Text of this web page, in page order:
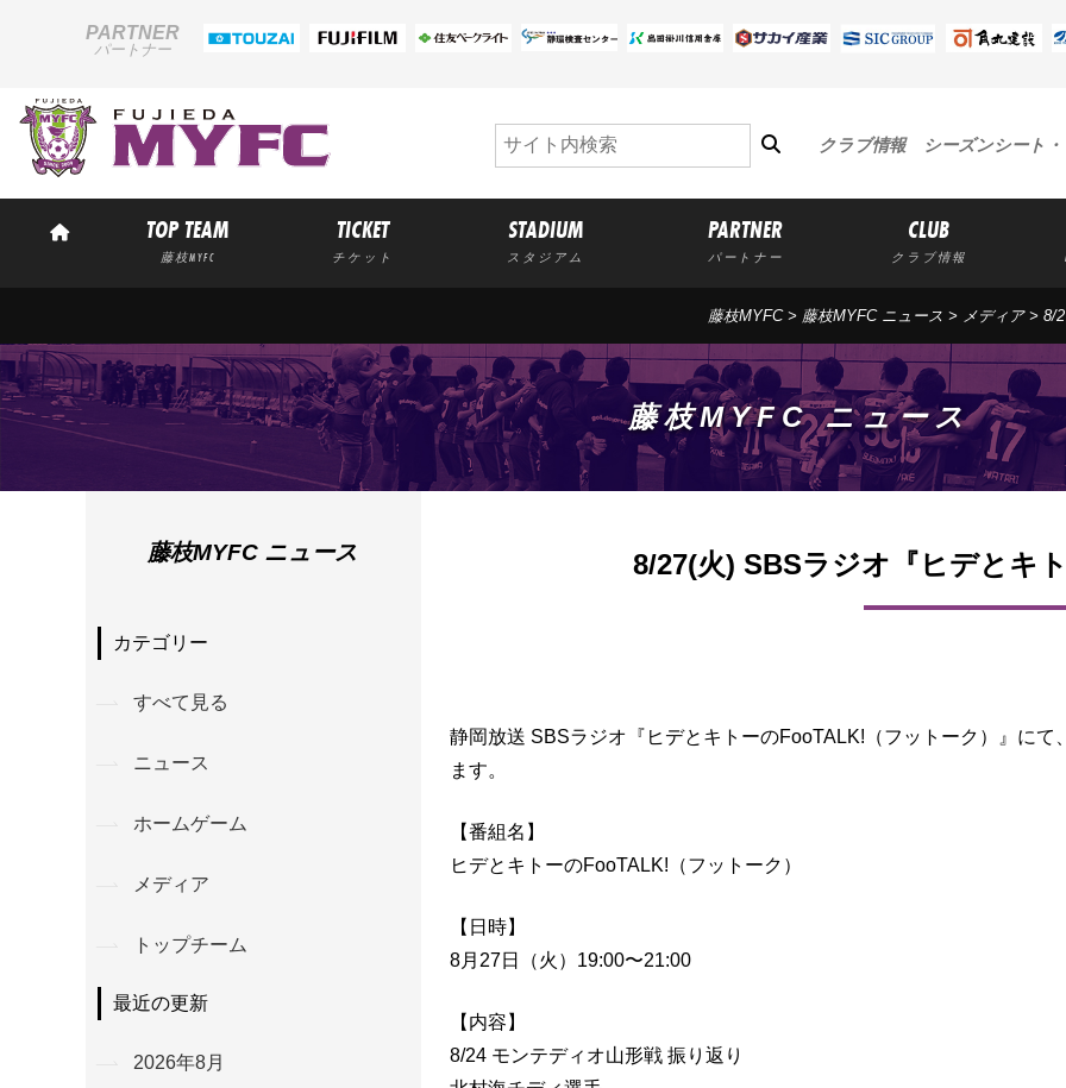
PARTNER
パートナー
クラブ情報 シーズンシート
TOP TEAM
藤枝MYFC
TICKET
チケット
STADIUM
スタジアム
PARTNER
パートナー
CLUB
クラブ情報
藤枝MYFC> 藤枝MYFC ニュース > メディア> 8/
藤枝MYFC ニュース
8/27(火) SBSラジオ『ヒデとキ
静岡放送 SBSラジオ『ヒデとキトーのFooTALK!（フットーク）』に
ます。
【番組名】
ヒデとキトーのFooTALK!（フットーク）
【日時】
8月27日（火）19:00〜21:00
【内容】
8/24 モンテディオ山形戦 振り返り
藤枝MYFC ニュース
カテゴリー
すべて見る
ニュース
ホームゲーム
メディア
トップチーム
最近の更新
2026年8月